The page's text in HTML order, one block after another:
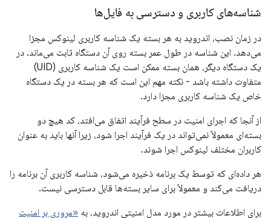
شناسه‌های کاربری و دسترسی به فایل‌ها
در زمان نصب، اندروید به هر بسته یک شناسه کاربری لینوکس مجزا
می‌دهد. این شناسه در طول عمر بسته روی آن دستگاه ثابت می‌ماند. در
یک دستگاه دیگر، همان بسته ممکن است یک شناسه کاربری (UID)
متفاوت داشته باشد - نکته مهم این است که هر بسته در یک دستگاه
خاص یک شناسه کاربری مجزا دارد.
از آنجا که اجرای امنیت در سطح فرآیند اتفاق می‌افتد، کد هیچ دو
بسته‌ای معمولاً نمی‌تواند در یک فرآیند اجرا شود، زیرا آنها باید به عنوان
کاربران مختلف لینوکس اجرا شوند.
هر داده‌ای که توسط یک برنامه ذخیره می‌شود، شناسه کاربری آن برنامه را
دریافت می‌کند و معمولاً برای سایر بسته‌ها قابل دسترسی نیست.
برای اطلاعات بیشتر در مورد مدل امنیتی اندروید، به «مروری بر امنیت